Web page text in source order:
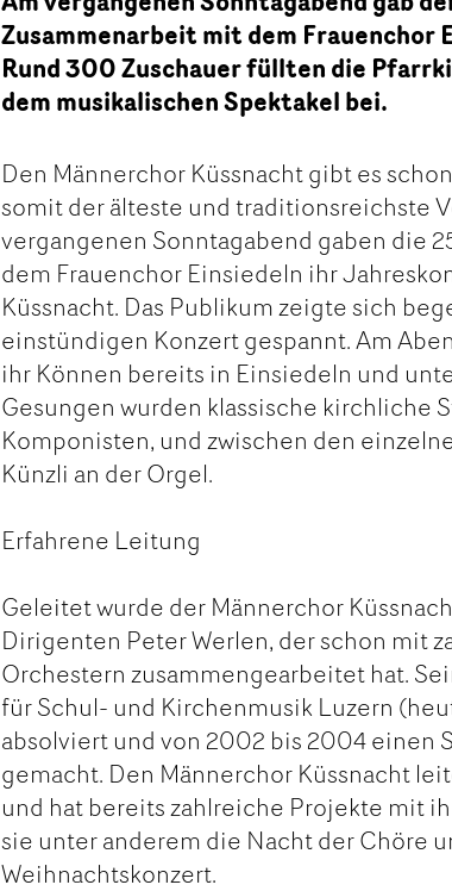
Zusammenarbeit mit dem Frauenchor
Rund 300 Zuschauer füllten die
dem musikalischen Spektakel bei.
Den Männerchor Küssnacht gibt es
somit der älteste und traditionsreichste
vergangenen Sonntagabend gaben die
dem Frauenchor Einsiedeln ihr
Küssnacht. Das Publikum zeigte sich
einstündigen Konzert gespannt. Am
ihr Können bereits in Einsiedeln und
Gesungen wurden klassische kirchliche
Komponisten, und zwischen den
Künzli an der Orgel.
Erfahrene Leitung
Geleitet wurde der Männerchor
Dirigenten Peter Werlen, der schon mit
Orchestern zusammengearbeitet hat.
für Schul- und Kirchenmusik Luzern
absolviert und von 2002 bis 2004 einen
gemacht. Den Männerchor Küssnacht
und hat bereits zahlreiche Projekte mit
sie unter anderem die Nacht der Chöre
Weihnachtskonzert.